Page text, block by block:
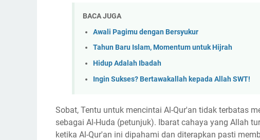
BACA JUGA
Awali Pagimu dengan Bersyukur
Tahun Baru Islam, Momentum untuk Hijrah
Hidup Adalah Ibadah
Ingin Sukses? Bertawakallah kepada Allah SWT!
Sobat, Tentu untuk mencintai Al-Qur'an tidak terbatas
sebagai Al-Huda (petunjuk). Ibarat cahaya yang Allah
ketika Al-Qur'an ini dipahami dan diterapkan pasti